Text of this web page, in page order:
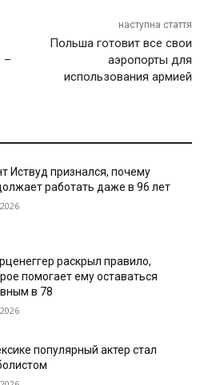
–
наступна стаття
Польша готовит все свои
аэропорты для
использования армией
Иствуд признался, почему
работать даже в 96 лет
раскрыл правило,
помогает ему оставаться
в 78
популярный актер стал